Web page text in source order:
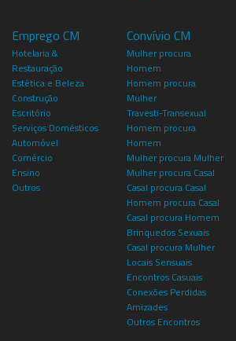
Emprego CM
Hotelaria &
Restauração
Estética e Beleza
Construção
Escritório
Serviços Domésticos
Automóvel
Comércio
Ensino
Outros
Convívio CM
Mulher procura
Homem
Homem procura
Mulher
Travesti-Transexual
Homem procura
Homem
Mulher procura Mulher
Mulher procura Casal
Casal procura Casal
Homem procura Casal
Casal procura Homem
Brinquedos Sexuais
Casal procura Mulher
Locais Sensuais
Encontros Casuais
Conexões Perdidas
Amizades
Outros Encontros